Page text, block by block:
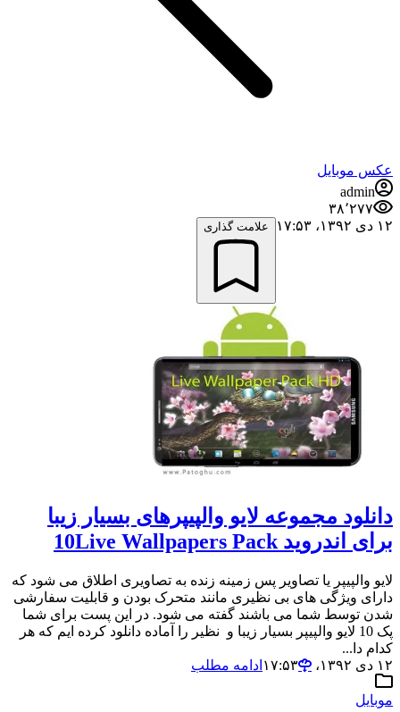
عکس موبایل
admin
۳۸٬۲۷۷
۱۲ دی ۱۳۹۲،‏ ۱۷:۵۳
علامت گذاری
دانلود مجموعه لایو والپیپرهای بسیار زیبا
برای اندروید 10Live Wallpapers Pack
لایو والپیپر یا تصاویر پس زمینه زنده به تصاویری اطلاق می شود که
دارای ویژگی های بی نظیری مانند متحرک بودن و قابلیت سفارشی
شدن توسط شما می باشند گفته می شود. در این پست برای شما
پک 10 لایو والپیپر بسیار زیبا و نظیر را آماده دانلود کرده ایم که هر
کدام دا...
۱۲ دی ۱۳۹۲،‏ ۱۷:۵۳
ادامه مطلب
موبایل